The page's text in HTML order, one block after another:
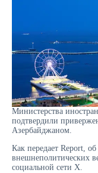
Министерства
подтвердили
Азербайджаном.
Как передает Report,
внешнеполитических
социальной сети X.